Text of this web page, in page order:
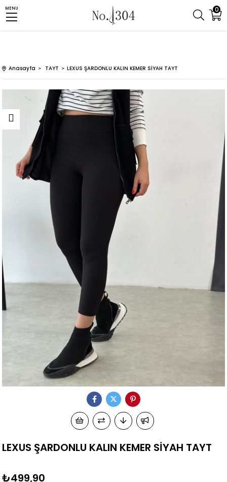
0
MENU
Anasayfa TAYT LEXUS ŞARDONLU KALIN KEMER SİYAH TAYT
LEXUS ŞARDONLU KALIN KEMER SİYAH TAYT
₺499,90